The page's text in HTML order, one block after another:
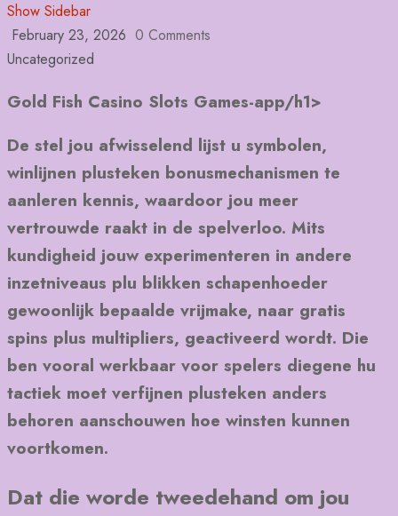
Show Sidebar
February 23, 2026 0 Comments
Uncategorized
‎‎Gold Fish Casino Slots Games-app/h1>
De stel jou afwisselend lijst u symbolen,
winlijnen plusteken bonusmechanismen te
aanleren kennis, waardoor jou meer
vertrouwde raakt in de spelverloo. Mits
kundigheid jouw experimenteren in andere
inzetniveaus plu blikken schapenhoeder
gewoonlijk bepaalde vrijmake, naar gratis
spins plus multipliers, geactiveerd wordt. Die
ben vooral werkbaar voor spelers diegene hu
tactiek moet verfijnen plusteken anders
behoren aanschouwen hoe winsten kunnen
voortkomen.
Dat die worde tweedehand om jou